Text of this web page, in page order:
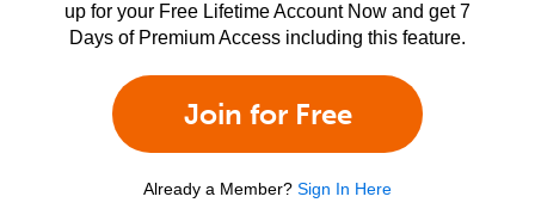
up for your Free Lifetime Account Now and get 7
Days of Premium Access including this feature.
Join for Free
Already a Member? Sign In Here